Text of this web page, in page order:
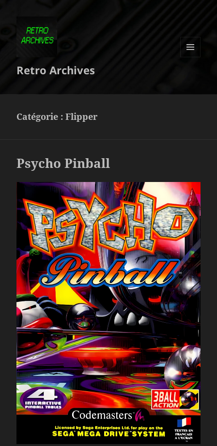
Retro Archives
Catégorie :Flipper
Psycho Pinball